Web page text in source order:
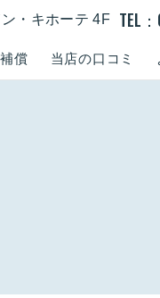
償 当店の口コミ
・キホーテ 4F TEL